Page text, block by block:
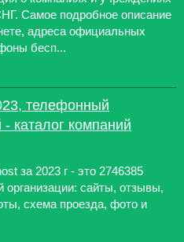
Самое подробное описание
адреса официальных
бесп...
телефонный
каталог компаний
за 2023 г - это 2746385
организации: сайты, отзывы,
схема проезда, фото и